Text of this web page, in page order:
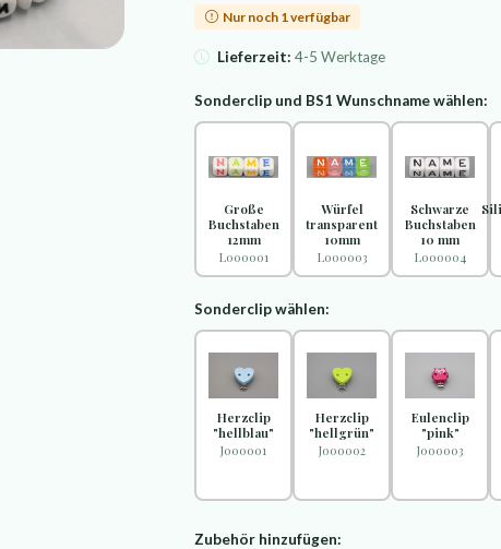
Nur noch 1 verfügbar
Lieferzeit: 4-5 Werktage
Sonderclip und BS1 Wunschname wählen:
Große
Buchstaben
12mm
L000001
Würfel
transparent
10mm
L000003
Schwarze
Buchstaben
10 mm
L000004
Sonderclip wählen:
Herzclip
"hellblau"
J000001
Herzclip
"hellgrün"
J000002
Eulenclip
"pink"
J000003
Zubehör hinzufügen: